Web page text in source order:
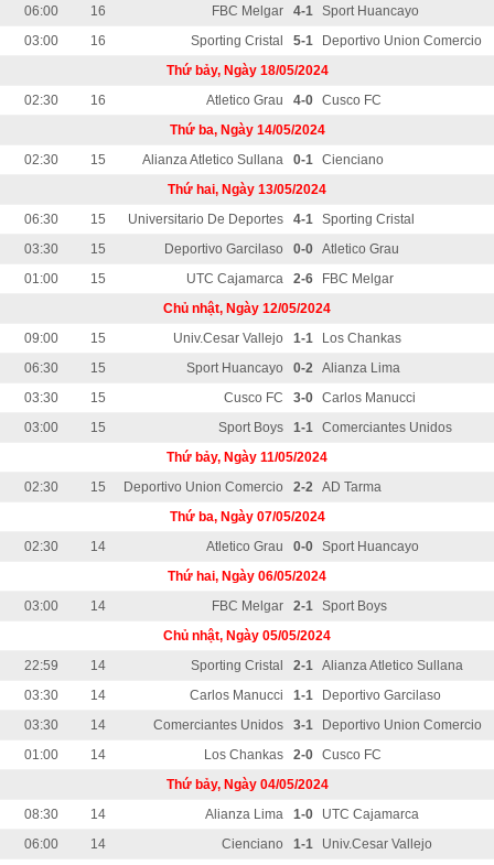
06:00
16 FBC Melgar 4-1
Sport Huancayo
03:00
16 Sporting Cristal 5-1
Deportivo Union Comercio
Thứ bảy, Ngày 18/05/2024
02:30
16 Atletico Grau 4-0
Cusco FC
Thứ ba, Ngày 14/05/2024
02:30
15 Alianza Atletico Sullana 0-1
Cienciano
Thứ hai, Ngày 13/05/2024
06:30
15 Universitario De Deportes 4-1
Sporting Cristal
03:30
15 Deportivo Garcilaso 0-0
Atletico Grau
01:00
15 UTC Cajamarca 2-6
FBC Melgar
Chủ nhật, Ngày 12/05/2024
09:00
15 Univ.Cesar Vallejo 1-1
Los Chankas
06:30
15 Sport Huancayo 0-2
Alianza Lima
03:30
15 Cusco FC 3-0
Carlos Manucci
03:00
15 Sport Boys 1-1
Comerciantes Unidos
Thứ bảy, Ngày 11/05/2024
02:30
15 Deportivo Union Comercio 2-2
AD Tarma
Thứ ba, Ngày 07/05/2024
02:30
14 Atletico Grau 0-0
Sport Huancayo
Thứ hai, Ngày 06/05/2024
03:00
14 FBC Melgar 2-1
Sport Boys
Chủ nhật, Ngày 05/05/2024
22:59
14 Sporting Cristal 2-1
Alianza Atletico Sullana
03:30
14 Carlos Manucci 1-1
Deportivo Garcilaso
03:30
14 Comerciantes Unidos 3-1
Deportivo Union Comercio
01:00
14 Los Chankas 2-0
Cusco FC
Thứ bảy, Ngày 04/05/2024
08:30
14 Alianza Lima 1-0
UTC Cajamarca
06:00
14 Cienciano 1-1
Univ.Cesar Vallejo